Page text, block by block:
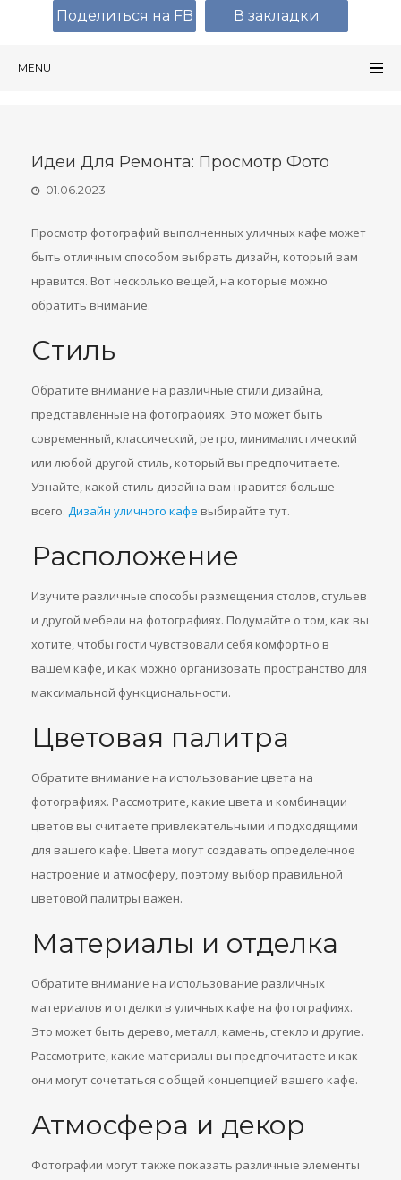
MENU
Идеи Для Ремонта: Просмотр Фото
01.06.2023
Просмотр фотографий выполненных уличных кафе может
быть отличным способом выбрать дизайн, который вам
нравится. Вот несколько вещей, на которые можно
обратить внимание.
Стиль
Обратите внимание на различные стили дизайна,
представленные на фотографиях. Это может быть
современный, классический, ретро, минималистический
или любой другой стиль, который вы предпочитаете.
Узнайте, какой стиль дизайна вам нравится больше
всего. Дизайн уличного кафе выбирайте тут.
Расположение
Изучите различные способы размещения столов, стульев
и другой мебели на фотографиях. Подумайте о том, как вы
хотите, чтобы гости чувствовали себя комфортно в
вашем кафе, и как можно организовать пространство для
максимальной функциональности.
Цветовая палитра
Обратите внимание на использование цвета на
фотографиях. Рассмотрите, какие цвета и комбинации
цветов вы считаете привлекательными и подходящими
для вашего кафе. Цвета могут создавать определенное
настроение и атмосферу, поэтому выбор правильной
цветовой палитры важен.
Материалы и отделка
Обратите внимание на использование различных
материалов и отделки в уличных кафе на фотографиях.
Это может быть дерево, металл, камень, стекло и другие.
Рассмотрите, какие материалы вы предпочитаете и как
они могут сочетаться с общей концепцией вашего кафе.
Атмосфера и декор
Фотографии могут также показать различные элементы
Поделиться на FB В закладки